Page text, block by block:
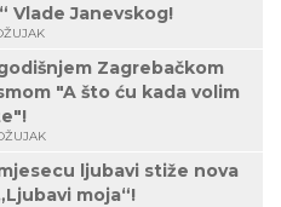
Vlade Janevskog!
Zagrebačkom
"A što ću kada volim
mjesecu ljubavi stiže nova
moja“!